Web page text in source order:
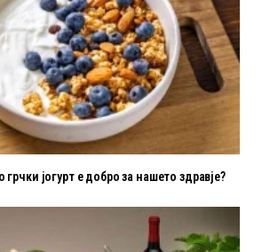
јогурт е добро за нашето здравје?